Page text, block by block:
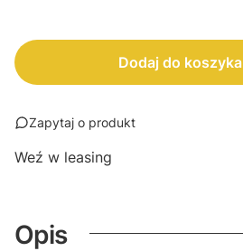
Dodaj do koszyka
Zapytaj o produkt
Weź w leasing
Opis